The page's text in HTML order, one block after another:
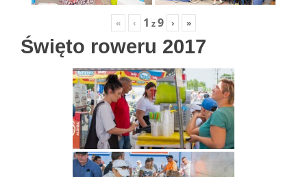
« ‹ 1 z9 › »
Święto roweru 2017